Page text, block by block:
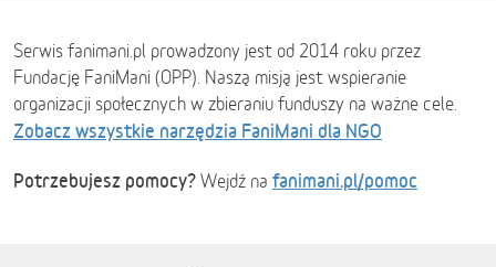
Serwis fanimani.pl prowadzony jest od 2014 roku przez
Fundację FaniMani (OPP). Naszą misją jest wspieranie
organizacji społecznych w zbieraniu funduszy na ważne cele.
Zobacz wszystkie narzędzia FaniMani dla NGO
Potrzebujesz pomocy? Wejdź na fanimani.pl/pomoc